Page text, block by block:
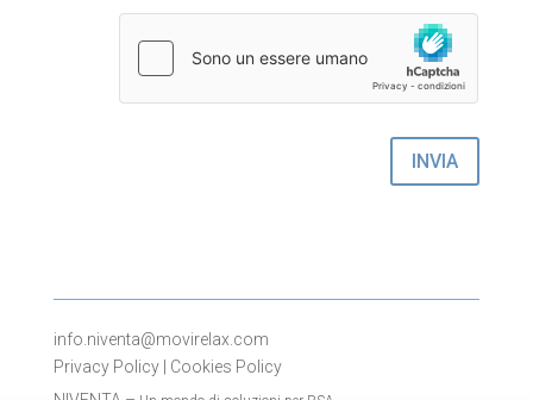
INVIA
info.niventa@movirelax.com
Privacy Policy| Cookies Policy